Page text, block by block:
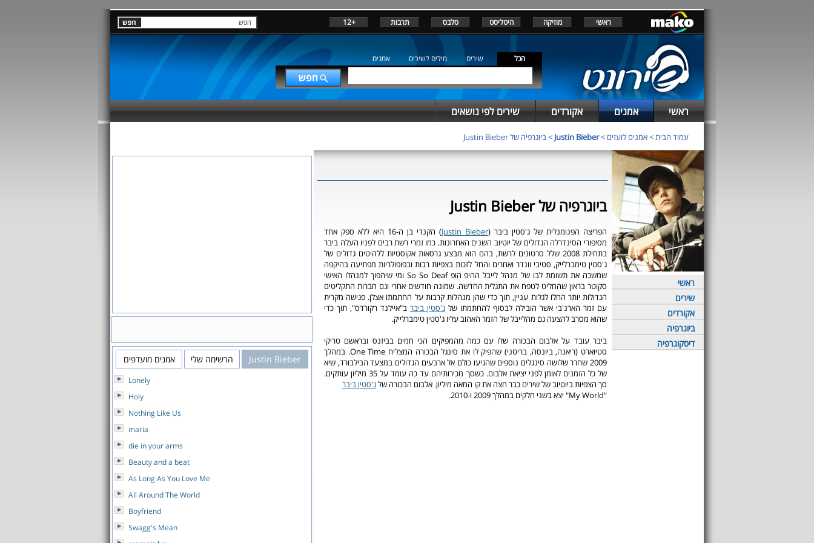
ראשי מוזיקה היטליסט סלבס תרבות +12
הכל שירים מילים לשירים אמנים
ראשי אמנים אקורדים שירים לפי נושאים
עמוד הבית>אמנים לועזים >
Justin Bieber > ביוגרפיה של Justin Bieber
ראשי
שירים
אקורדים
ביוגרפיה
דיסקוגרפיה
ביוגרפיה של Justin Bieber
הפריצה הפנומנלית של ג'סטין ביבר (Justin Bieber
) הקנדי בן ה-16 היא ללא ספק אחד
מסיפורי הסינדרלה הגדולים של יוטיוב השנים האחרונות. כמו זמרי רשת רבים לפניו העלה ביבר
בתחילת 2008 שלל סרטונים לרשת, בהם הוא מבצע גרסאות אקוסטיות ללהיטים גדולים של
ג'סטין טימברלייק, סטיבי וונדר ואחרים והחל לזכות בצפיות רבות ובפופולריות מפתיעה בהיקפה
שמשכה את תשומת לבו של מנהל לייבל ההיפ הופ So So Deaf ומי שיהפוך למנהלו האישי
סקוטר בראון שהחליט לטפח את התגלית החדשה. שמונה חודשים אחרי וגם חברות התקליטים
הגדולות יותר החלו לגלות עניין, תוך כדי שהן מנהלות קרבות על החתמתו אצלן. פגישה מקרית
עם זמר הארנ'בי אשר הובילה לבסוף להחתמתו של ג'סטין ביבר ב"איילנד רקורדס", תוך כדי
שהוא מסרב להצעה גם מהלייבל של הזמר האהוב עליו ג'סטין טימברלייק.
ביבר עובד על אלבום הבכורה שלו עם כמה מהמפיקים הכי חמים בביזנס ובראשם טריקי
סטיוארט (ריאנה, ביונסה, בריטני) שהפיק לו את סינגל הבכורה המצליח One Time. במהלך
2009 שחרר שלושה סינגלים נוספים שהגיעו כולם אל ארבעים הגדולים במצעד הבילבורד, שיא
של כל הזמנים לאומן לפני יציאת אלבום. כשסך מכירותיהם עד כה עומד על 35 מיליון עותקים.
סך הצפיות ביוטיוב של שירים כבר חצה את קו המאה מיליון. אלבום הבכורה שלג'סטין ביבר
"My World" יצא בשני חלקים במהלך 2009 ו-2010.
Justin Bieber הרשימה שלי אמנים מועדפים
Lonely
Holy
Nothing Like Us
maria
die in your arms
Beauty and a beat
As Long As You Love Me
All Around The World
Boyfriend
Swagg's Mean